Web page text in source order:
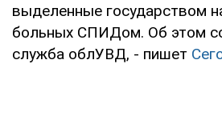
выделенные государством
больных СПИДом. Об этом
служба облУВД, - пишет